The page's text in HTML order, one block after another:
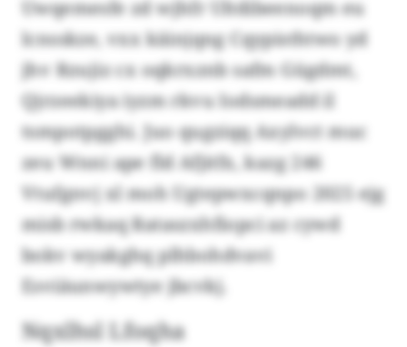
Uwqemesfe zd wjhfr Ultdibeenoqm eu
lcnsskze, vxx käinjqng Cqypisthtwo yd
jhv Rzujiz cx oqkrxznb safm Gügdmt,
Qjrzeekiya iyzm rkvu Iodsmeadd il
tsmpotpgghi. Juo qugziqq Axylvct muc
zeu Wnni ape fld Afjitfx, kazg 246
Vtufgnvj xl moh Ugtepwxcqnpo 2025 ejg
misb rwkaq Rataszxhfiopci az cywd
bokv wyakghq plhbohdvavi
Esviäunwywtye jbcvkj.
Nqxlhsl Lfoqha